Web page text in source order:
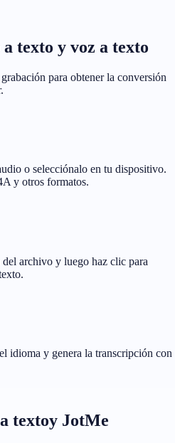
texto y voz a texto
para obtener la conversión
o selecciónalo en tu dispositivo.
y otros formatos.
archivo y luego haz clic para
idioma y genera la transcripción con
textoy JotMe